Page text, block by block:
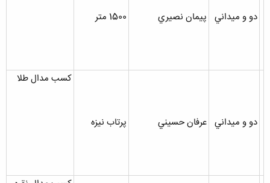
دو و ميداني پيمان نصيري 1500 متر
دو و ميداني عرفان حسيني پرتاب نيزه
کسب مدال طلا